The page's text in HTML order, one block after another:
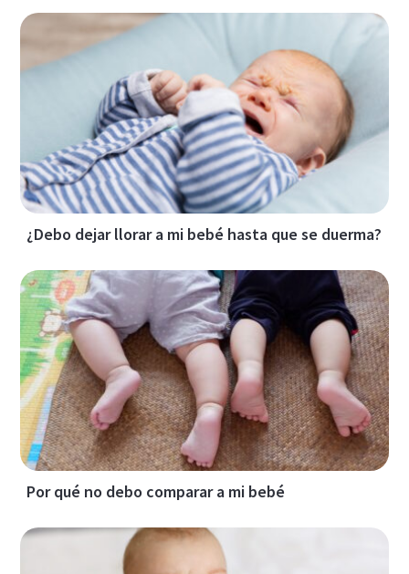
¿Debo dejar llorar a mi bebé hasta que se duerma?
Por qué no debo comparar a mi bebé